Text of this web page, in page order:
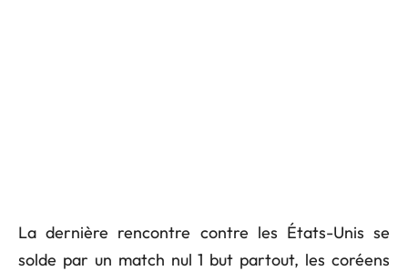
La dernière rencontre contre les États-Unis se
solde par un match nul 1 but partout, les coréens